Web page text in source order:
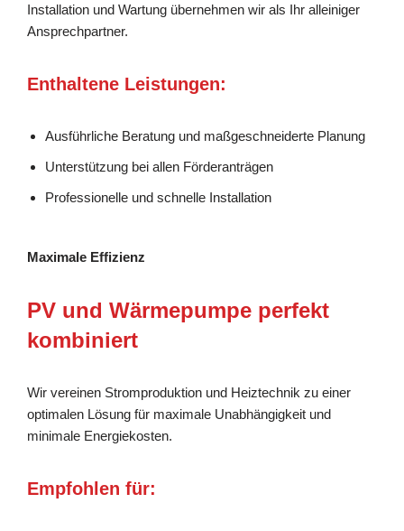
Installation und Wartung übernehmen wir als Ihr alleiniger
Ansprechpartner.
Enthaltene Leistungen:
Ausführliche Beratung und maßgeschneiderte Planung
Unterstützung bei allen Förderanträgen
Professionelle und schnelle Installation
Maximale Effizienz
PV und Wärmepumpe perfekt
kombiniert
Wir vereinen Stromproduktion und Heiztechnik zu einer
optimalen Lösung für maximale Unabhängigkeit und
minimale Energiekosten.
Empfohlen für: